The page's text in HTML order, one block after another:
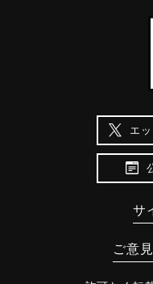
エ
サ
ご意